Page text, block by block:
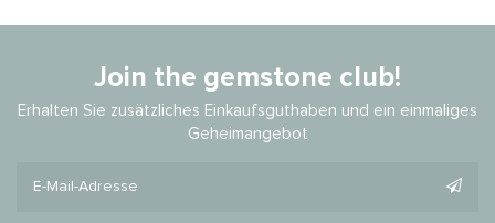
Join the gemstone club!
Erhalten Sie zusätzliches Einkaufsguthaben und ein einmaliges
Geheimangebot